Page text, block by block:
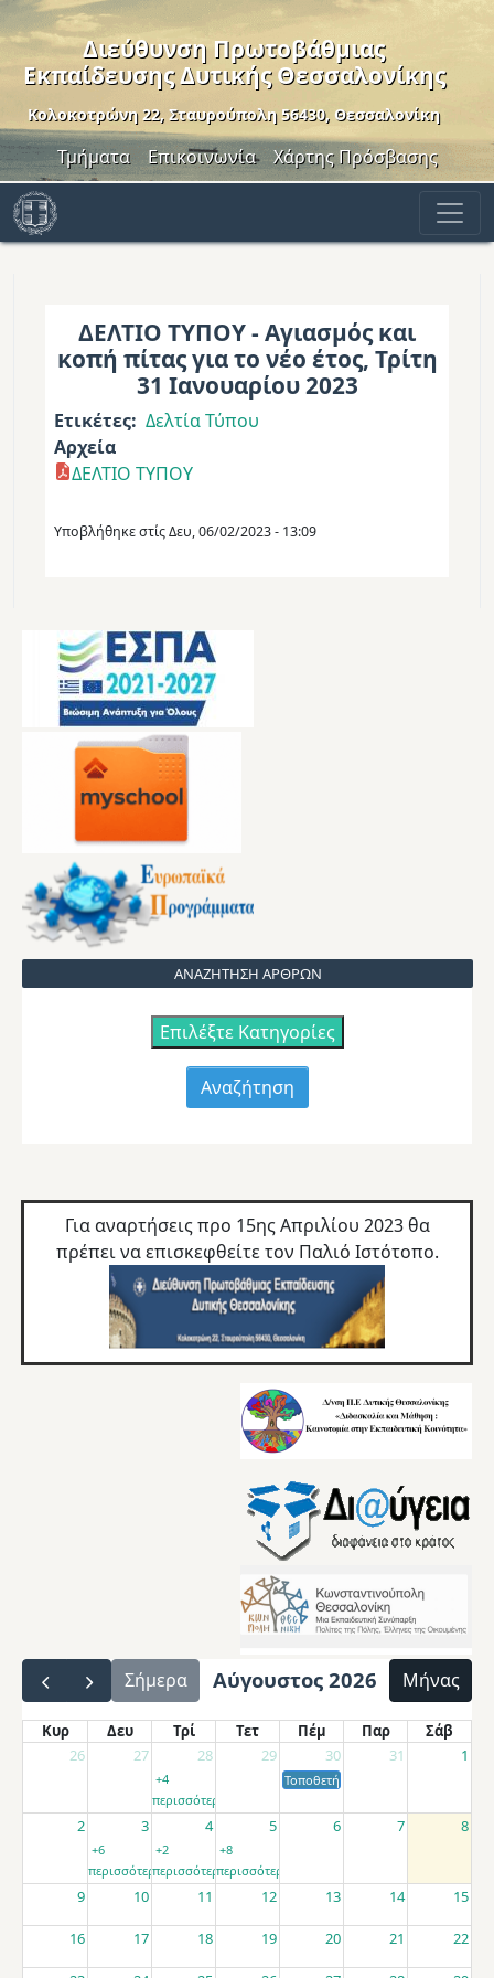
Παράκαμψη προς το κυρίως περιεχόμενο
Διεύθυνση Πρωτοβάθμιας
Εκπαίδευσης Δυτικής Θεσσαλονίκης
Κολοκοτρώνη 22, Σταυρούπολη 56430, Θεσσαλονίκη
Header Menu
Τμήματα Επικοινωνία Χάρτης Πρόσβασης
ΑΝΑΖΗΤΗΣΗ ΑΡΘΡΩΝ
Επιλέξτε Κατηγορίες
ΔΕΛΤΙΟ ΤΥΠΟΥ - Αγιασμός και
κοπή πίτας για το νέο έτος, Τρίτη
31 Ιανουαρίου 2023
Ετικέτες Δελτία Τύπου
Αρχεία
ΔΕΛΤΙΟ ΤΥΠΟΥ
Υποβλήθηκε στίςΔευ, 06/02/2023 - 13:09
Για αναρτήσεις προ 15ης Απριλίου 2023 θα
πρέπει να επισκεφθείτε τον Παλιό Ιστότοπο.
Σήμερα Αύγουστος 2026 Μήνας
Κυρ Δευ Τρί Τετ Πέμ Παρ
Σάβ
26
27 28 29 30 31 1
+4
περισσότερα
Τοποθετήσεις αποσπασμένων
2 3 4 5 6 7 8
+6
περισσότερα
+2
περισσότερα
+8
περισσότερα
9 10 11 12 13 14 15
16 17 18 19 20 21 22